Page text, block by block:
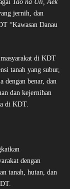
Tao na Uli, Aek
jernih, dan
“Kawasan Danau
di KDT
tanah yang subur,
dengan benar, dan
dan kejernihan
di KDT.
dengan
tanah, hutan, dan